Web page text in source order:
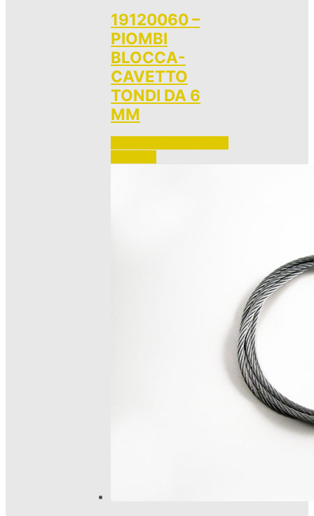
19120060 –
PIOMBI
BLOCCA-
CAVETTO
TONDI DA 6
MM